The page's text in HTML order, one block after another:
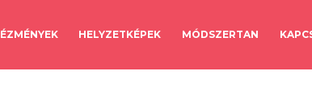
HELYZETKÉPEK MÓDSZERTAN